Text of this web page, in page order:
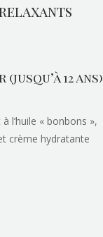
12 ans)
l’huile « bonbons »,
crème hydratante